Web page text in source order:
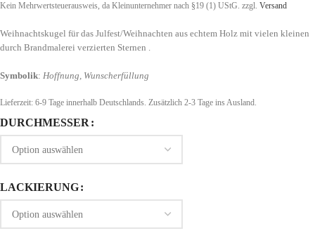
Kein Mehrwertsteuerausweis, da Kleinunternehmer nach §19 (1) UStG. zzgl. Versand
Weihnachtskugel für das Julfest/Weihnachten aus echtem Holz mit vielen kleinen
durch Brandmalerei verzierten Sternen .
Symbolik: Hoffnung, Wunscherfüllung
Lieferzeit: 6-9 Tage innerhalb Deutschlands. Zusätzlich 2-3 Tage ins Ausland.
DURCHMESSER
LACKIERUNG